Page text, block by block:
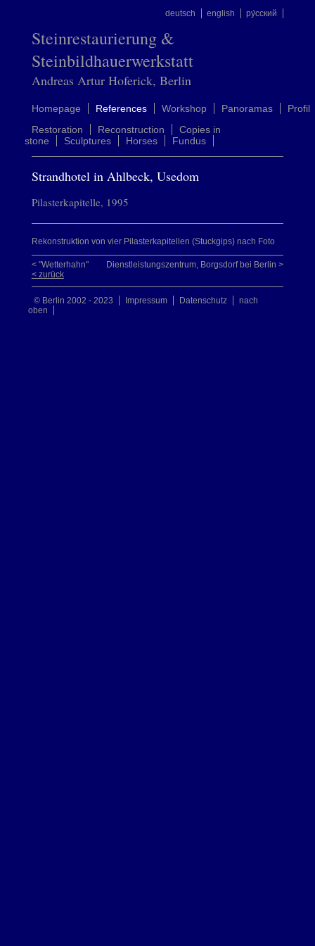
deutsch english ру́сский
Steinrestaurierung &
Steinbildhauerwerkstatt
Andreas Artur Hoferick, Berlin
Homepage References Workshop Panoramas
Profil
Restoration
Reconstruction
Copies in
stone
Sculptures Horses Fundus
Strandhotel in Ahlbeck, Usedom
Pilasterkapitelle, 1995
Rekonstruktion von vier Pilasterkapitellen (Stuckgips) nach Foto
Dienstleistungszentrum, Borgsdorf bei Berlin >
< "Wetterhahn"
< zurück
© Berlin 2002 - 2023 Impressum Datenschutz
nach
oben